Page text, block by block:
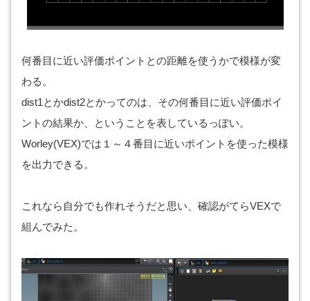
何番目に近い評価ポイントとの距離を使うかで模様が変
わる。
dist1とかdist2とかってのは、その何番目に近い評価ポイ
ントの結果か、ということを表しているっぽい。
Worley(VEX)では１～４番目に近いポイントを使った模様
を出力できる。
これなら自分でも作れそうだと思い、確認がてらVEXで
組んでみた。